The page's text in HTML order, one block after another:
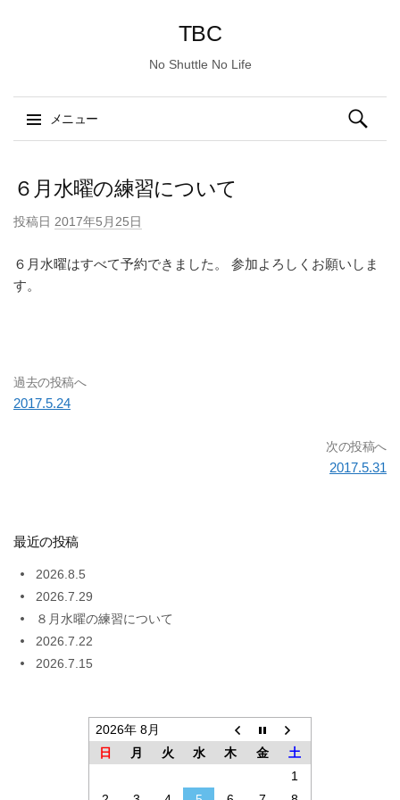
TBC
No Shuttle No Life
メニュー
ン
ン
へ
ス
検
索:
６月水曜の練習について
投稿日 2017年5月25日
６月水曜はすべて予約できました。 参加よろしくお願いしま
す。
過去の投稿へ
2017.5.24
次の投稿へ
2017.5.31
最近の投稿
2026.8.5
2026.7.29
８月水曜の練習について
2026.7.22
2026.7.15
2026年 8月
日
月 火 水 木 金
土
1